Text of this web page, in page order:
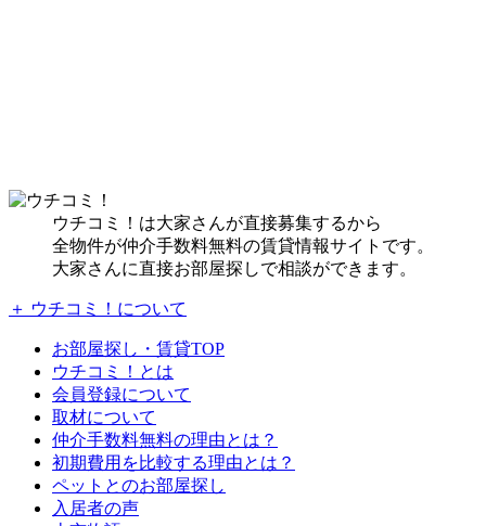
ウチコミ！は大家さんが直接募集するから
全物件が仲介手数料無料の賃貸情報サイトです。
大家さんに直接お部屋探しで相談ができます。
＋ ウチコミ！について
お部屋探し・賃貸TOP
ウチコミ！とは
会員登録について
取材について
仲介手数料無料の理由とは？
初期費用を比較する理由とは？
ペットとのお部屋探し
入居者の声